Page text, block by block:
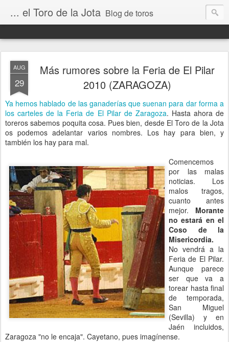
... el Toro de la Jota Blog de toros
AUG
29
Más rumores sobre la Feria de El Pilar
2010 (ZARAGOZA)
Ya hemos hablado de las ganaderías que suenan para dar forma a
los carteles de la Feria de El Pilar de Zaragoza. Hasta ahora de
toreros sabemos poquita cosa. Pues bien, desde El Toro de la Jota
os podemos adelantar varios nombres. Los hay para bien, y
también los hay para mal.
Comencemos
por las malas
noticias. Los
malos tragos,
cuanto antes
mejor. Morante
no estará en el
Coso de la
Misericordia.
No vendrá a la
Feria de El Pilar.
Aunque parece
ser que va a
torear hasta final
de temporada,
San Miguel
(Sevilla) y en
Jaén incluidos,
Zaragoza "no le encaja". Cayetano, pues imagínense.